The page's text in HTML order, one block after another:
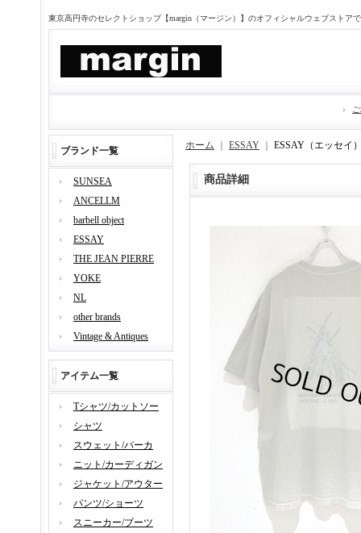
東京高円寺のセレクトショップ【margin（マージン）】のオフィシャルウェブストア
ブランド一覧
SUNSEA
ANCELLM
barbell object
ESSAY
THE JEAN PIERRE
YOKE
NL
other brands
Vintage & Antiques
アイテム一覧
Tシャツ/カットソー
シャツ
スウェット/パーカ
ニット/カーディガン
ジャケット/アウター
パンツ/ショーツ
スニーカー/ブーツ
ホーム ESSAY ESSAY（エッセイ
商品詳細